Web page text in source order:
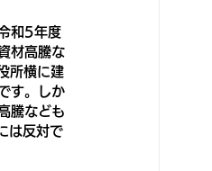
和5年度
材高騰な
所横に建
す。しか
騰なども
は反対で